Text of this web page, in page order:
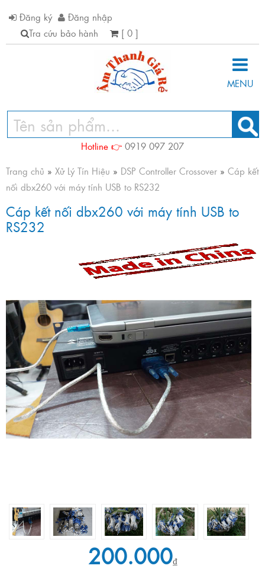
Đăng ký
Đăng nhập
Tra cứu bảo hành
[ 0 ]
MENU
Hotline 👉 0919 097 207
Trang chủ » Xử Lý Tín Hiệu » DSP Controller Crossover » Cáp kết
nối dbx260 với máy tính USB to RS232
Cáp kết nối dbx260 với máy tính USB to
RS232
200.000₫